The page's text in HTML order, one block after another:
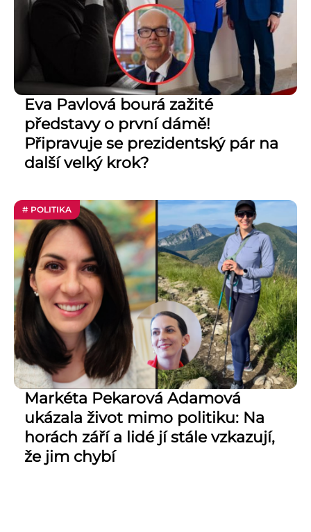
Eva Pavlová bourá zažité
představy o první dámě!
Připravuje se prezidentský pár na
další velký krok?
# POLITIKA
Markéta Pekarová Adamová
ukázala život mimo politiku: Na
horách září a lidé jí stále vzkazují,
že jim chybí